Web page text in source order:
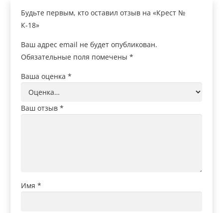
Будьте первым, кто оставил отзыв на «Крест №
К-18»
Ваш адрес email не будет опубликован.
Обязательные поля помечены *
Ваша оценка *
Ваш отзыв *
Имя *